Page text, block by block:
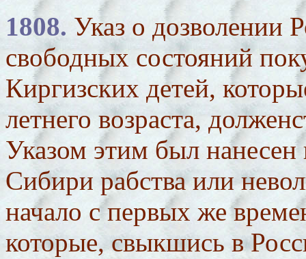
1808. Указ о дозволении
свободных состояний
Киргизских детей,
летнего возраста,
Указом этим был
Сибири рабства или
начало с первых же
которые, свыкшись в